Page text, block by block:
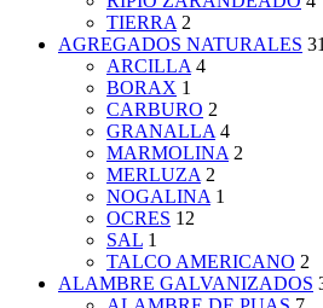
TIERRA 2
AGREGADOS NATURALES 31
ARCILLA 4
BORAX 1
CARBURO 2
GRANALLA 4
MARMOLINA 2
MERLUZA 2
NOGALINA 1
OCRES 12
SAL 1
TALCO AMERICANO 2
ALAMBRE GALVANIZADOS